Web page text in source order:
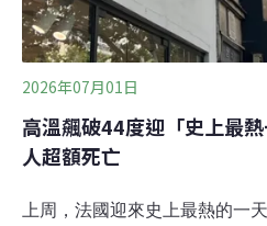
2026年07月01日
高溫飆破44度迎「史上最
人超額死亡
上周，法國迎來史上最熱的一